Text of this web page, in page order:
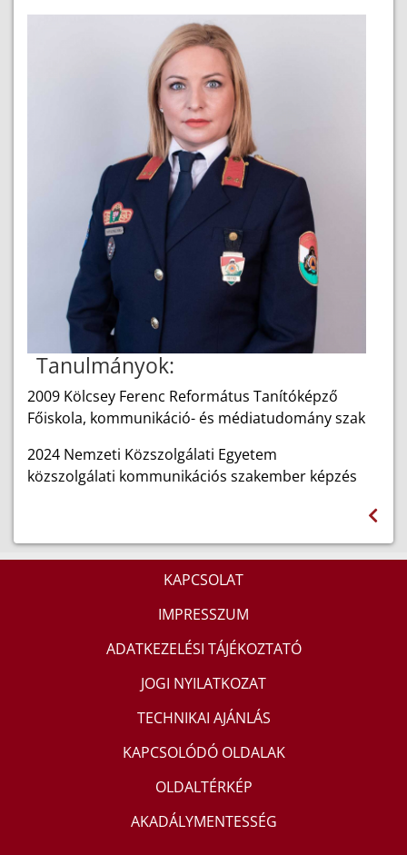
Tanulmányok:
2009 Kölcsey Ferenc Református Tanítóképző
Főiskola, kommunikáció- és médiatudomány szak
2024 Nemzeti Közszolgálati Egyetem
közszolgálati kommunikációs szakember képzés
KAPCSOLAT
IMPRESSZUM
ADATKEZELÉSI TÁJÉKOZTATÓ
JOGI NYILATKOZAT
TECHNIKAI AJÁNLÁS
KAPCSOLÓDÓ OLDALAK
OLDALTÉRKÉP
AKADÁLYMENTESSÉG